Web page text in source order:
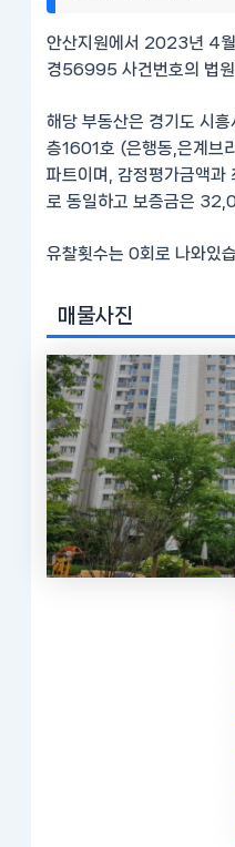
안산지원에서 2023년 4
경56995 사건번호의 법
해당 부동산은 경기도 시
층1601호 (은행동,은계브
파트이며, 감정평가금액
로 동일하고 보증금은
유찰횟수는 0회로 나와있
매물사진